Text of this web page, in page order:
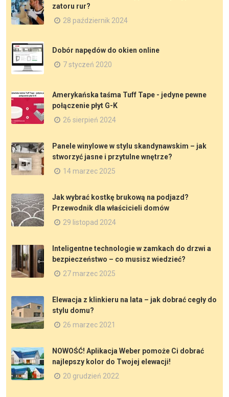
zatoru rur?
28 październik 2024
Dobór napędów do okien online
7 styczeń 2020
Amerykańska taśma Tuff Tape - jedyne pewne
połączenie płyt G-K
26 sierpień 2024
Panele winylowe w stylu skandynawskim – jak
stworzyć jasne i przytulne wnętrze?
14 marzec 2025
Jak wybrać kostkę brukową na podjazd?
Przewodnik dla właścicieli domów
29 listopad 2024
Inteligentne technologie w zamkach do drzwi a
bezpieczeństwo – co musisz wiedzieć?
27 marzec 2025
Elewacja z klinkieru na lata – jak dobrać cegły do
stylu domu?
26 marzec 2021
NOWOŚĆ! Aplikacja Weber pomoże Ci dobrać
najlepszy kolor do Twojej elewacji!
20 grudzień 2022